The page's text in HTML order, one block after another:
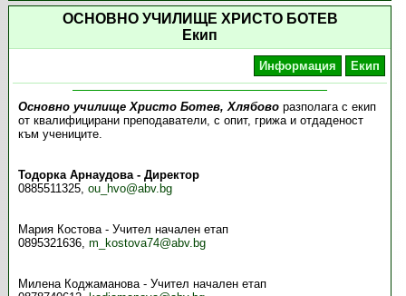
ОСНОВНО УЧИЛИЩЕ ХРИСТО БОТЕВ
Екип
Информация Екип
Основно училище Христо Ботев, Хлябово разполага с екип
от квалифицирани преподаватели, с опит, грижа и отдаденост
към учениците.
Тодорка Арнаудова - Директор
0885511325, ou_hvo@abv.bg
Мария Костова - Учител начален етап
0895321636, m_kostova74@abv.bg
Милена Коджаманова - Учител начален етап